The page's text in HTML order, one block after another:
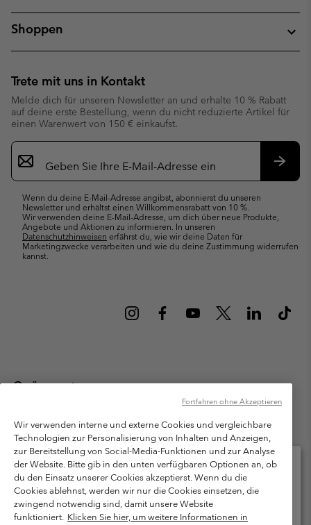
Shoppen
Trete mit uns in Kontakt
Melde dich für unseren Newsletter an und erhalte 10 % Rabatt
auf deine erste Bestellung, wenn du nicht reduzierte Artikel für
einen Warenwert von 150 € einkaufst.
Newsletter-
Anmeldung
Wenn du deine E-Mail-Adresse angibst, abonnierst du unseren
Newsletter und erhältst einen Willkommensrabatt von 10 %.
Wir verwenden deine E-Mail-Adresse, um dich über neue Produkte,
Angebote und Aktionen zu informieren. In unseren
Datenschutzhinweisen erfährst du, wie wir deine Daten für
Marketingzwecke verarbeiten und wie du deine Zustimmung widerrufen
kannst.
Österreich
Columbia Sportswear Austria GmbH. Moosfeldstraße 1, 5101
Bergheim, Salzburg Österreich. Alle Rechte vorbehalten.
Nutzungsbedingungen
Allgemeine Verkaufsbedingungen
Garantie
Datenschutzerklärung
Bestimmungen und Bedingungen des Mitglieder Programms
Nutzungsbedingungen Für Nutzergenerierte Inhalte
Wir verwenden interne und externe Cookies und vergleichbare
Technologien zur Personalisierung von Inhalten und Anzeigen,
zur Bereitstellung von Social-Media-Funktionen und zur Analyse
der Website. Bitte gib in den unten verfügbaren Optionen an, ob
du den Einsatz unserer Cookies akzeptierst. Wenn du die
Cookies ablehnst, werden wir nur die Cookies einsetzen, die
zwingend notwendig sind, damit unsere Website
funktioniert. Klicken Sie hier, um weitere Informationen in
Fortfahren ohne Akzeptieren
Bitte wählen Sie Ihr Lieferland und Ihre Sprache
Online-Einkauf verfügbar